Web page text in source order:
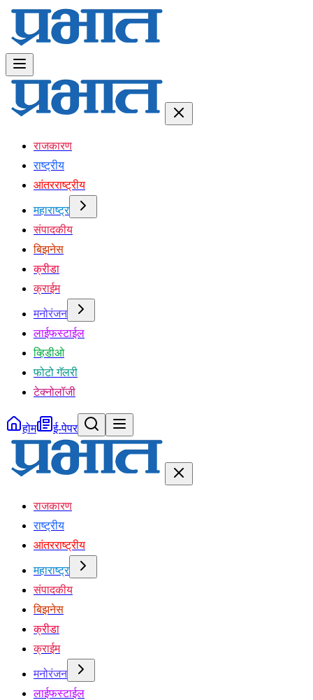
राजकारण
राष्ट्रीय
आंतरराष्ट्रीय
महाराष्ट्र
संपादकीय
बिझनेस
क्रीडा
क्राईम
मनोरंजन
लाईफस्टाईल
व्हिडीओ
फोटो गॅलरी
टेक्नोलॉजी
होम ई-पेपर
राजकारण
राष्ट्रीय
आंतरराष्ट्रीय
महाराष्ट्र
संपादकीय
बिझनेस
क्रीडा
क्राईम
मनोरंजन
लाईफस्टाईल